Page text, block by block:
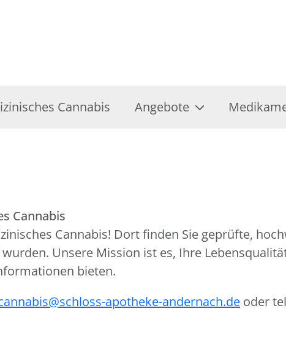
Cannabis Angebote
Cannabis
Cannabis! Dort finden Sie geprüfte,
Unsere Mission ist es, Ihre
bieten.
apotheke-andernach.de oder